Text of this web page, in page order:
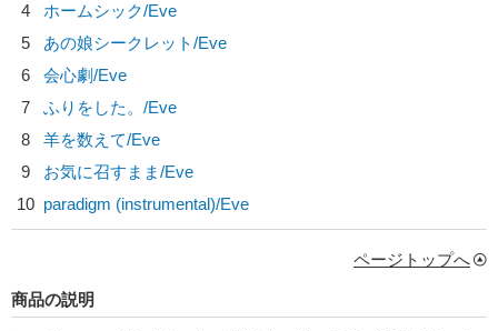
4
ホームシック/Eve
5
あの娘シークレット/Eve
6
会心劇/Eve
7
ふりをした。/Eve
8
羊を数えて/Eve
9
お気に召すまま/Eve
10 paradigm (instrumental)/Eve
ページトップへ
商品の説明